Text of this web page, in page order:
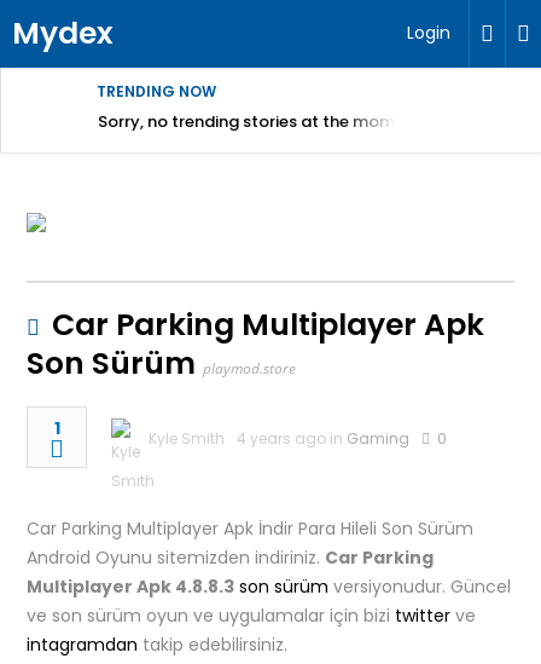
Mydex Login
TRENDING NOW
Sorry, no trending stories at the moment.
Car Parking Multiplayer Apk
Son Sürüm playmod.store
1 Kyle Smith 4 years ago in Gaming 0
Car Parking Multiplayer Apk İndir Para Hileli Son Sürüm
Android Oyunu sitemizden indiriniz. Car Parking
Multiplayer Apk 4.8.8.3 son sürüm versiyonudur. Güncel
ve son sürüm oyun ve uygulamalar için bizi twitter ve
intagramdan takip edebilirsiniz.